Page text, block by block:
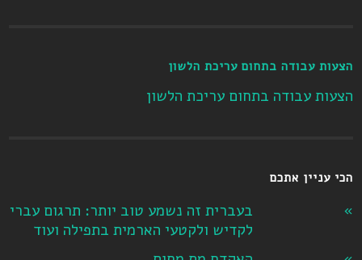
הצעות עבודה בתחום עריכת הלשון
הצעות עבודה בתחום עריכת הלשון
הכי עניין אתכם
בעברית זה נשמע טוב יותר: תרגום עברי
לקדיש ולקטעי הארמית בתפילה ועוד